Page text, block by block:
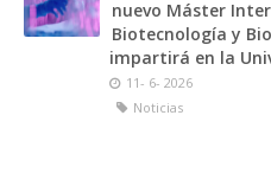
30- 1- 2026 Seminarios
nuevo Máster
Biotecnología y
impartirá en la
11- 6- 2026
Noticias